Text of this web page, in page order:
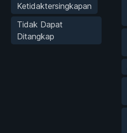
Ketidaktersingkapan
Tidak Dapat
Ditangkap